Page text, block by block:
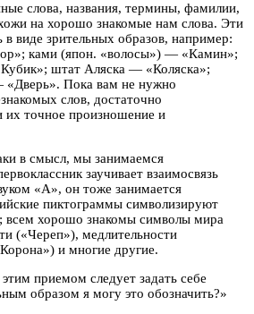
слова, названия, термины, фамилии,
на хорошо знакомые нам слова. Эти
в виде зрительных образов, например:
ками (япон. «волосы») — «Камин»;
штат Аляска — «Коляска»;
«Дверь». Пока вам не нужно
слов, достаточно
их точное произношение и
в смысл, мы занимаемся
заучивает взаимосвязь
«А», он тоже занимается
пиктограммы символизируют
всем хорошо знакомы символы мира
(«Череп»), медлительности
и многие другие.
приемом следует задать себе
образом я могу это обозначить?»